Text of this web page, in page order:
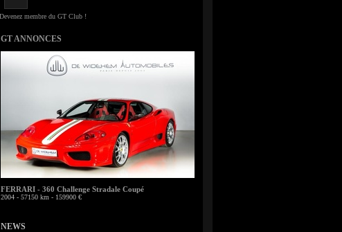
GT ANNONCES
FERRARI - 360 Challenge Stradale Coupé
2004 - 57150 km - 159900 €
NEWS